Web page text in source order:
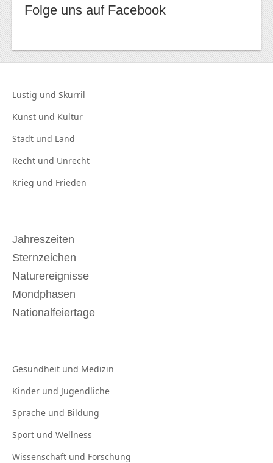
Folge uns auf Facebook
Lustig und Skurril
Kunst und Kultur
Stadt und Land
Recht und Unrecht
Krieg und Frieden
Jahreszeiten
Sternzeichen
Naturereignisse
Mondphasen
Nationalfeiertage
Gesundheit und Medizin
Kinder und Jugendliche
Sprache und Bildung
Sport und Wellness
Wissenschaft und Forschung